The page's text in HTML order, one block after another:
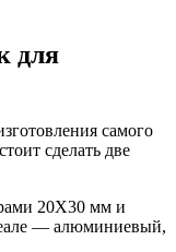
для
самого
сделать две
20Х30 мм и
— алюминиевый,